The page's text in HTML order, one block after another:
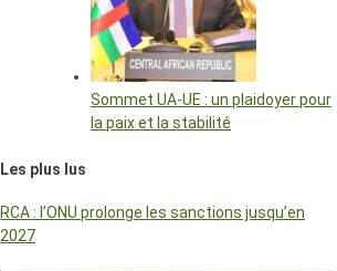
Sommet UA-UE : un plaidoyer pour
la paix et la stabilité
Les plus lus
RCA : l’ONU prolonge les sanctions jusqu’en
2027